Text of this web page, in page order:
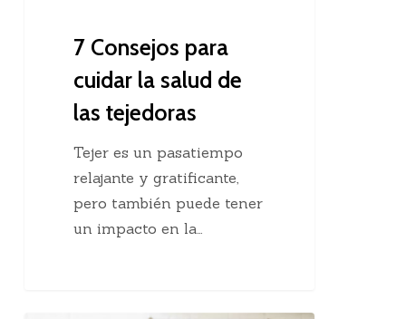
7 Consejos para
cuidar la salud de
las tejedoras
Tejer es un pasatiempo
relajante y gratificante,
pero también puede tener
un impacto en la…